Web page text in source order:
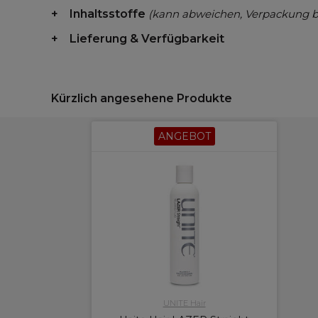
Inhaltsstoffe (kann abweichen, Verpackung
Lieferung & Verfügbarkeit
Kürzlich angesehene Produkte
ANGEBOT
UNITE Hair